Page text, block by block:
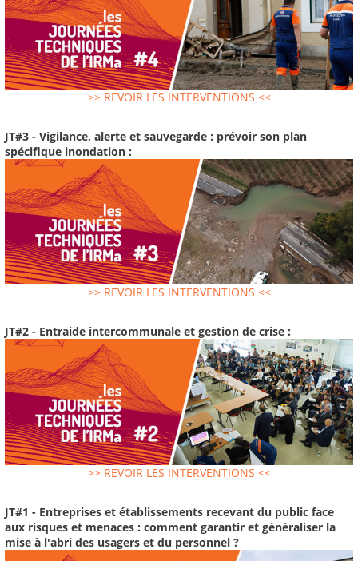
>> REVOIR LES INTERVENTIONS <<
JT#3 - Vigilance, alerte et sauvegarde : prévoir son plan
spécifique inondation :
>> REVOIR LES INTERVENTIONS <<
JT#2 - Entraide intercommunale et gestion de crise :
>> REVOIR LES INTERVENTIONS <<
JT#1 - Entreprises et établissements recevant du public face
aux risques et menaces : comment garantir et généraliser la
mise à l'abri des usagers et du personnel ?